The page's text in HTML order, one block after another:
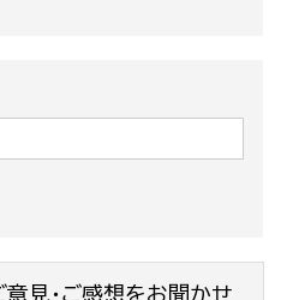
見・ご感想をお聞かせ